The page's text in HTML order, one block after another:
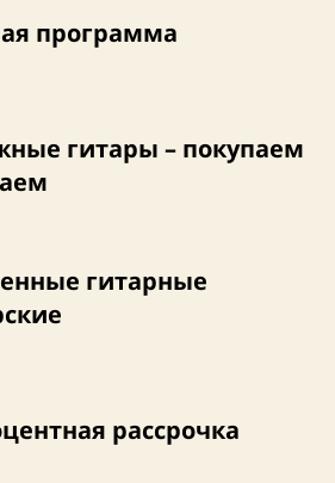
программа
гитары – покупаем
гитарные
рассрочка